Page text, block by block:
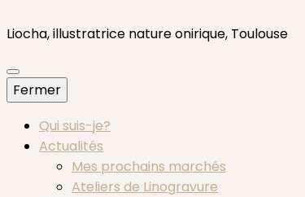
Liocha, illustratrice nature onirique, Toulouse
Fermer
Qui suis-je?
Actualités
Mes prochains marchés
Ateliers de Linogravure